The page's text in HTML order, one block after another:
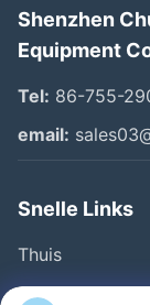
Shenzhen
Equipment
Tel: 86-755-
email:
Snelle Links
Thuis
Producten